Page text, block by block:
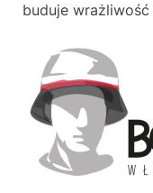
buduje wrażliwość